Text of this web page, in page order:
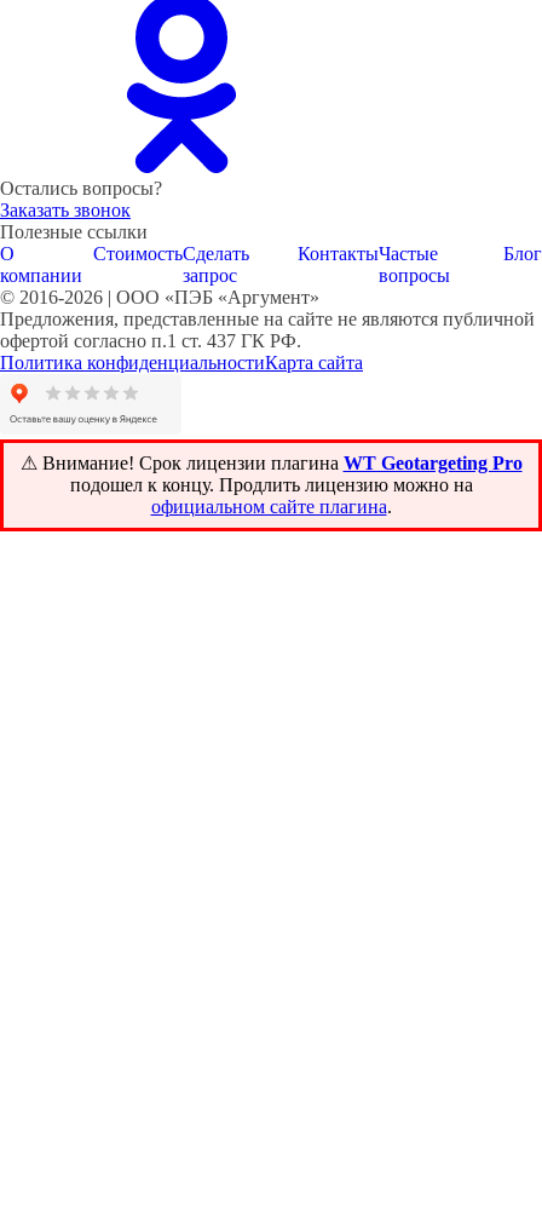
Остались вопросы?
Заказать звонок
Полезные ссылки
О
компании
СтоимостьСделать
запрос
КонтактыЧастые
вопросы
Блог
© 2016-2026 | ООО «ПЭБ «Аргумент»
Предложения, представленные на сайте не являются публичной
офертой согласно п.1 ст. 437 ГК РФ.
Политика конфиденциальностиКарта сайта
⚠ Внимание! ️Срок лицензии плагина WT Geotargeting Pro
подошел к концу. Продлить лицензию можно на
официальном сайте плагина.